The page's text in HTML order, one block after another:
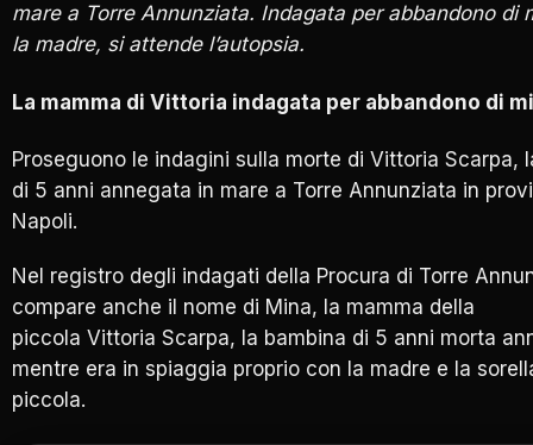
mare a Torre Annunziata. Indagata per abbandono di
la madre, si attende l’autopsia.
La mamma di Vittoria indagata per abbandono di
Proseguono le indagini sulla morte di Vittoria Scarpa,
di 5 anni annegata in mare a Torre Annunziata in
Napoli.
Nel registro degli indagati della Procura di Torre
compare anche il nome di Mina, la mamma della
piccola Vittoria Scarpa, la bambina di 5 anni morta
mentre era in spiaggia proprio con la madre e la
piccola.